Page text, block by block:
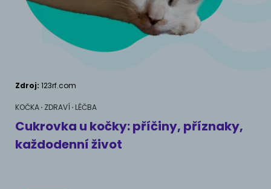
Pamlsky a doplňky stravy
VÝCHOVA PSA
Chování
Školení
MÁM PSA
Výživové poradenství
Pamlsky a doplňky stravy
MÁM KOČKU
Jak rozumět kočce
Život s kočkou
AKVARIJNÍ RYBY
Zdroj: 123rf.com
KOČKA ZDRAVÍ LÉČBA
Cukrovka u kočky: příčiny, příznaky,
každodenní život